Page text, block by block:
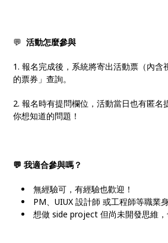
💬活動怎麼參與
1. 報名完成後，系統將寄出活動票（內含
的票券」查詢。
2. 報名時有提問欄位，活動當日也有匿名
你想知道的問題！
💬 我適合參與嗎？
無經驗可，有經驗也歡迎！
PM、UIUX 設計師 或工程師等職業
想做 side project 但尚未開發思維，